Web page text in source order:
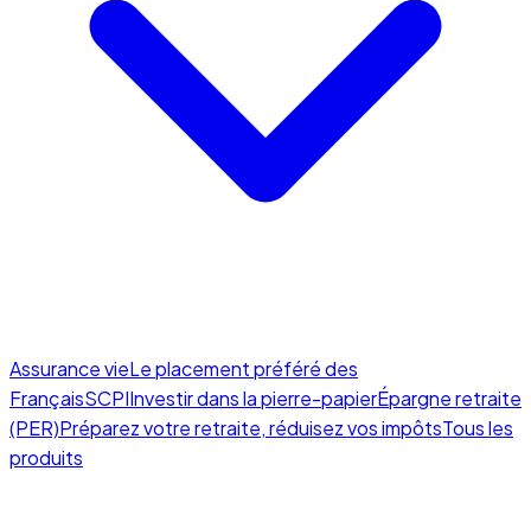
Assurance vieLe placement préféré des
FrançaisSCPIInvestir dans la pierre-papierÉpargne retraite
(PER)Préparez votre retraite, réduisez vos impôtsTous les
produits